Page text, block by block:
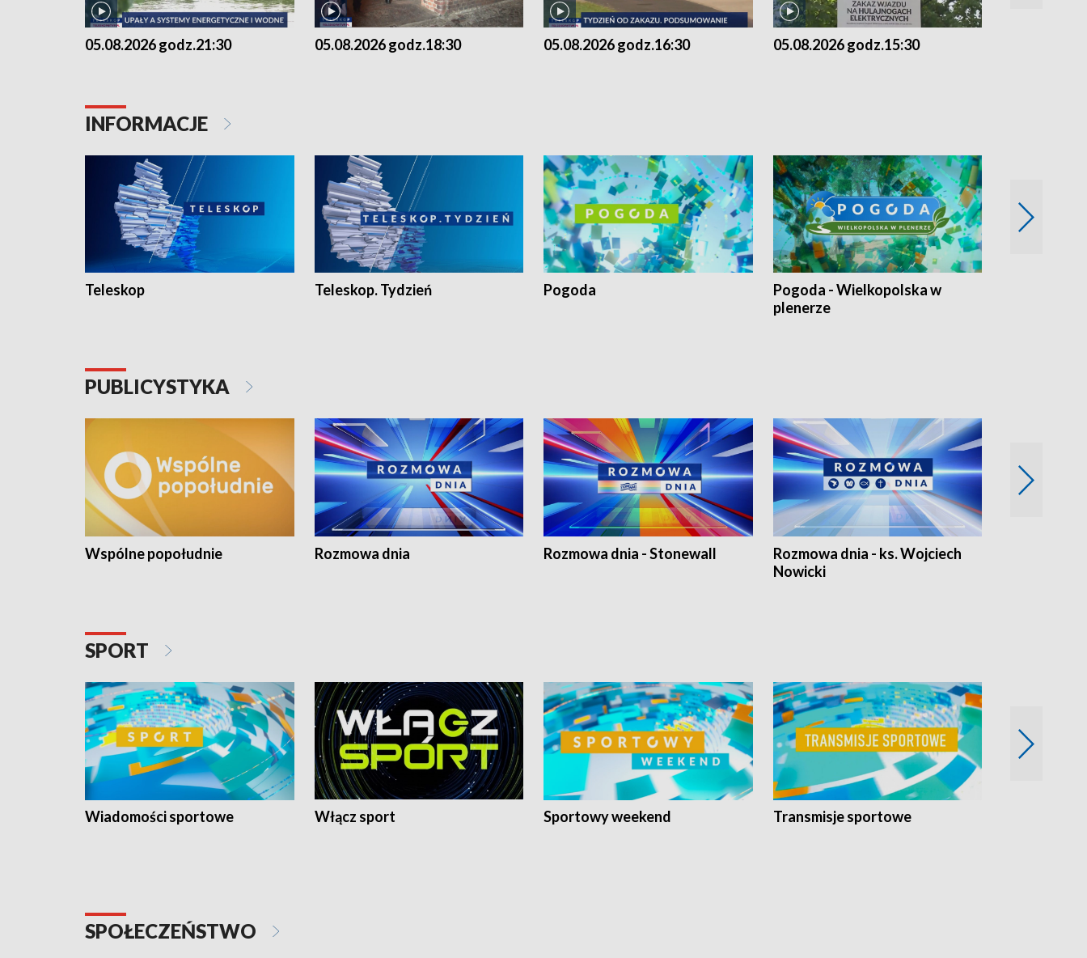
05.08.2026 godz.21:30 05.08.2026 godz.18:30 05.08.2026 godz.16:30 05.08.2026 godz.15:30
INFORMACJE
Teleskop Teleskop. Tydzień Pogoda
Pogoda - Wielkopolska w
plenerze
PUBLICYSTYKA
Wspólne popołudnie Rozmowa dnia Rozmowa dnia - Stonewall
Rozmowa dnia - ks. Wojciech
Nowicki
SPORT
Wiadomości sportowe Włącz sport Sportowy weekend Transmisje sportowe
SPOŁECZEŃSTWO